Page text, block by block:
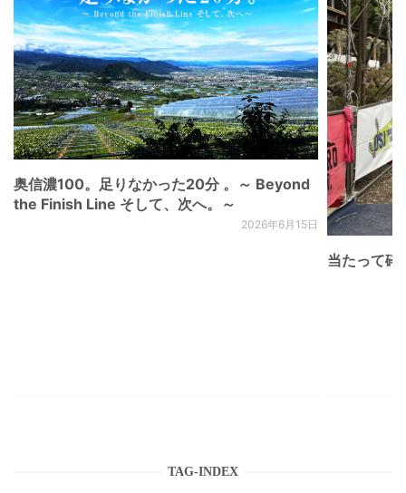
奥信濃100。足りなかった20分 。～ Beyond
the Finish Line そして、次へ。～
2026年6月15日
当たって砕
TAG-INDEX